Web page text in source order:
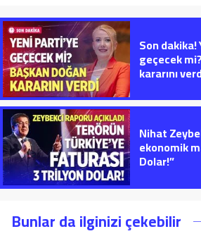
Son dakika!
geçecek
kararını
Nihat
ekonomik
Dolar!”
Bunlar da ilginizi çekebilir